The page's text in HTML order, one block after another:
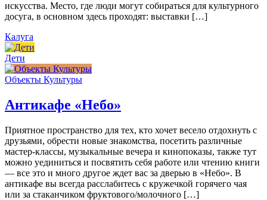
искусства. Место, где люди могут собираться для культурного
досуга, в основном здесь проходят: выставки […]
Калуга
Дети
Объекты Культуры
Антикафе «Небо»
Приятное пространство для тех, кто хочет весело отдохнуть с
друзьями, обрести новые знакомства, посетить различные
мастер-классы, музыкальные вечера и кинопоказы, также тут
можно уединиться и посвятить себя работе или чтению книги
— все это и много другое ждет вас за дверью в «Небо». В
антикафе вы всегда расслабитесь с кружечкой горячего чая
или за стаканчиком фруктового/молочного […]